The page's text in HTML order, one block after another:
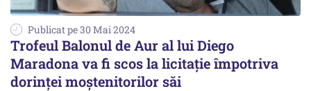
Publicat pe 30 Mai 2024
Trofeul Balonul de Aur al lui Diego
Maradona va fi scos la licitație împotriva
dorinței moștenitorilor săi